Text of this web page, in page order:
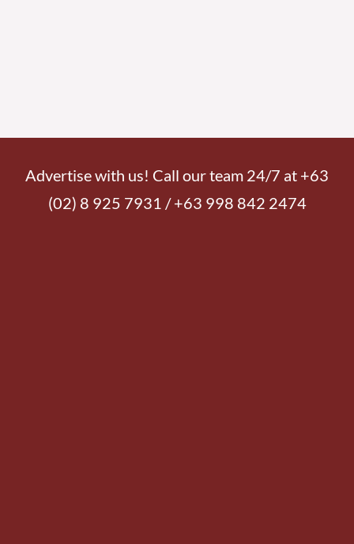
Advertise with us! Call our team 24/7 at +63
(02) 8 925 7931 / +63 998 842 2474